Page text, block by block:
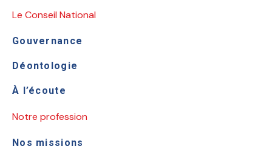
Le Conseil National
Gouvernance
Déontologie
À l’écoute
Notre profession
Nos missions